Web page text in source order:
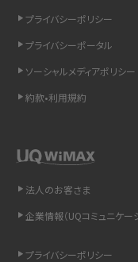
インスタのDMの送り方は？
「iPhoneを探す」の使い方
詳しく解説
Wi-Fiを快適に使うための速
プライバシーポリシー
プライバシーポータル
ソーシャルメディアポリシー
約款•利用規約
法人のお客さま
企業情報（UQコミュニケー
プライバシーポリシー